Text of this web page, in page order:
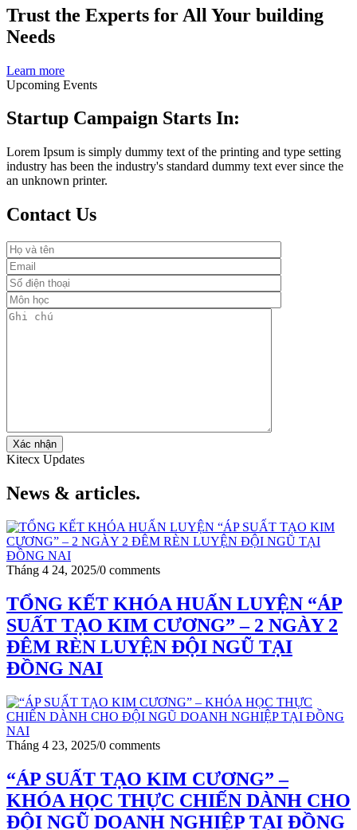
Trust the Experts for All Your building
Needs
Learn more
Upcoming Events
Startup Campaign Starts In:
Lorem Ipsum is simply dummy text of the printing and type setting
industry has been the industry's standard dummy text ever since the
an unknown printer.
Contact Us
Kitecx Updates
News & articles.​
Tháng 4 24, 2025/0 comments
TỔNG KẾT KHÓA HUẤN LUYỆN “ÁP
SUẤT TẠO KIM CƯƠNG” – 2 NGÀY 2
ĐÊM RÈN LUYỆN ĐỘI NGŨ TẠI
ĐỒNG NAI
Tháng 4 23, 2025/0 comments
“ÁP SUẤT TẠO KIM CƯƠNG” –
KHÓA HỌC THỰC CHIẾN DÀNH CHO
ĐỘI NGŨ DOANH NGHIỆP TẠI ĐỒNG